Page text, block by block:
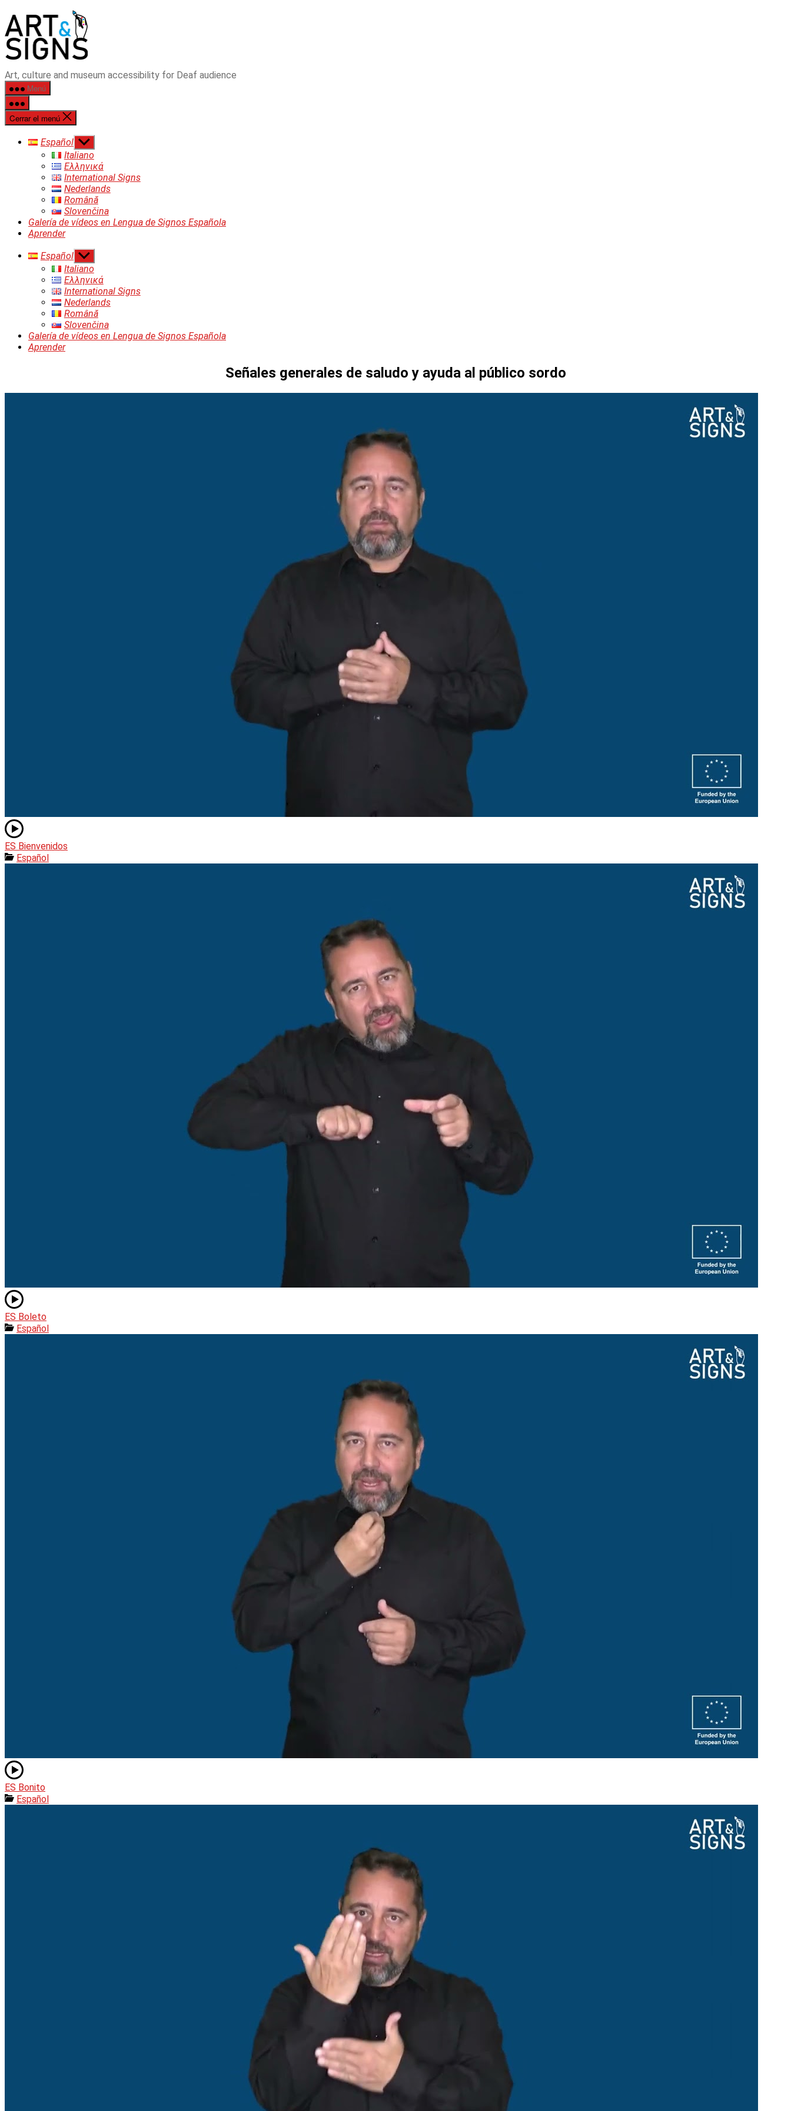
al
contenido
Art, culture and museum accessibility for Deaf audience
Menú
Cerrar el menú
Español Mostrar
el
submenú
Italiano
Ελληνικά
International Signs
Nederlands
Română
Slovenčina
Galería de vídeos en Lengua de Signos Española
Aprender
Español Mostrar
el
submenú
Italiano
Ελληνικά
International Signs
Nederlands
Română
Slovenčina
Galería de vídeos en Lengua de Signos Española
Aprender
Señales generales de saludo y ayuda al público sordo
ES Bienvenidos
Español
ES Boleto
Español
ES Bonito
Español